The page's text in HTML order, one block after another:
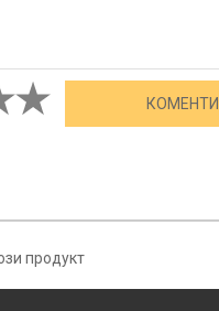
продукт